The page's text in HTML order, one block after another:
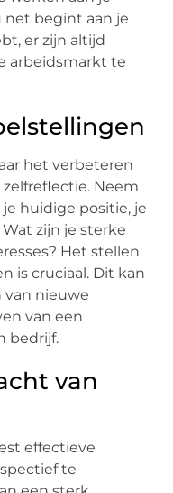
net begint aan je
er zijn altijd
arbeidsmarkt te
het verbeteren
Neem
huidige positie, je
zijn je sterke
Het stellen
is cruciaal. Dit kan
van nieuwe
van een
bedrijf.
van
effectieve
te